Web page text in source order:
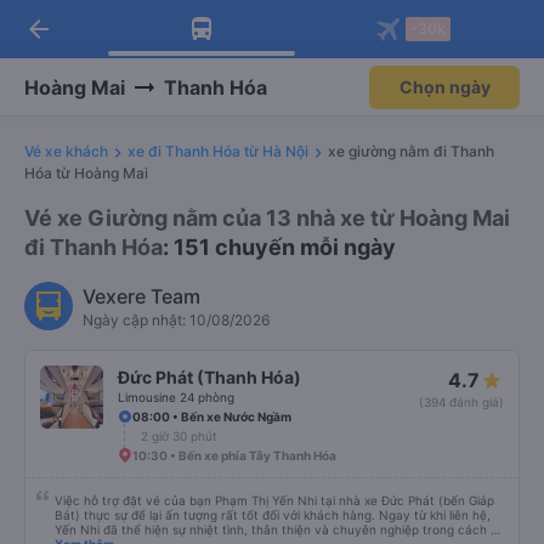
Tải app Vexere ngay!
Nhận ưu đãi thành viên độc
Mở app
Tải app Vexere
-30k/ghế khi đặt vé máy bay qua
Mở app
arrow_back
Hoàng Mai Thanh Hóa Chọn ngày
Vé xe khách xe đi Thanh Hóa từ Hà Nội
xe giường nằm đi Thanh
Hóa từ Hoàng Mai
Vé xe Giường nằm của 13 nhà xe từ Hoàng Mai
đi Thanh Hóa: 151 chuyến mỗi ngày
Vexere Team
Ngày cập nhật: 10/08/2026
Đức Phát (Thanh Hóa)
Limousine 24 phòng
4.7
(394 đánh giá)
08:00 • Bến xe Nước Ngầm
2 giờ 30 phút
10:30 • Bến xe phía Tây Thanh Hóa
Việc hỗ trợ đặt vé của bạn Phạm Thị Yến Nhi tại nhà xe Đức Phát (bến Giáp
Bát) thực sự để lại ấn tượng rất tốt đối với khách hàng. Ngay từ khi liên hệ,
Yến Nhi đã thể hiện sự nhiệt tình, thân thiện và chuyên nghiệp trong cách tư